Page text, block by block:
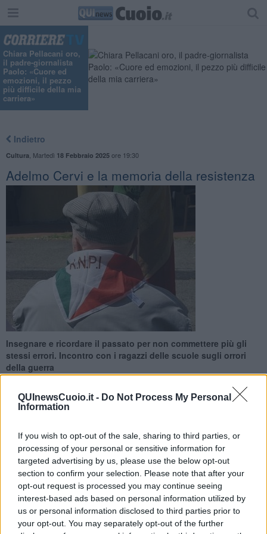
QUInewsCuoio.it - Do Not Process My Personal
Information
If you wish to opt-out of the sale, sharing to third parties, or
processing of your personal or sensitive information for
targeted advertising by us, please use the below opt-out
section to confirm your selection. Please note that after your
opt-out request is processed you may continue seeing
interest-based ads based on personal information utilized by
us or personal information disclosed to third parties prior to
your opt-out. You may separately opt-out of the further
Chiara Pellacani oro,
il padre-giornalista
Paolo: «Cuore ed
emozioni, il pezzo
più difficile della mia
carriera»
Indietro
Cultura Martedì 18 Febbraio 2025ore 19:30
Adelmo Cervi e la memoria della resistenza
Insegnare e ricordare il passato per non commettere più gli
stessi errori. Incontro con i ragazzi delle scuole sugli orrori
della guerra
FUCECCHIO —Una storia sullaresistenzae sui dolori della
guerra.Adelmo Cervi , allora poco più che neonato, ha deciso di
narrare come testimonianza una memoria che non si può e non si
deve cancellare.
Lunedì 24 Febbraio l'amministrazione comunale, in collaborazione
conAnpi, promuove due momenti di incontro: Il primo dedicato agli
studenti dell 'istituto Checchi, che alle ore 10 al teatro Pacini